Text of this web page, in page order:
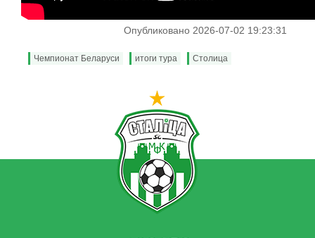
Опубликовано 2026-07-02 19:23:31
Чемпионат Беларуси итоги тура Столица